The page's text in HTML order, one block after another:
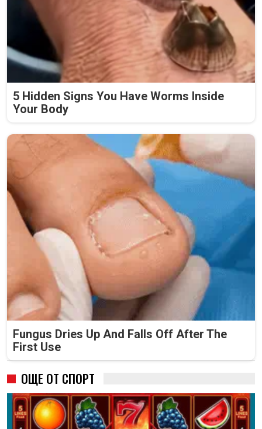
5 Hidden Signs You Have Worms Inside
Your Body
Fungus Dries Up And Falls Off After The
First Use
ОЩЕ ОТ СПОРТ